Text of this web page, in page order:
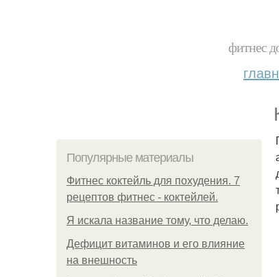
фитнес
Популярные материалы
Фитнес коктейль для похудения. 7
рецептов фитнес - коктейлей.
Я искала название тому, что делаю.
Дефицит витаминов и его влияние
на внешность